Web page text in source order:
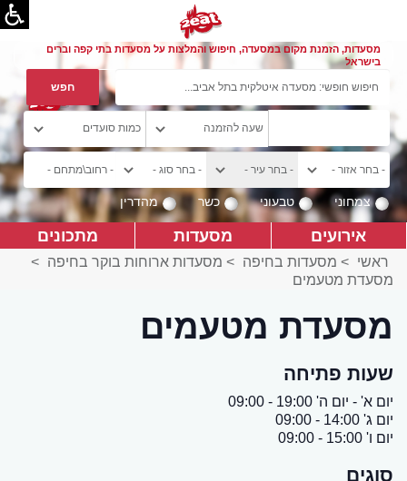
מסעדות, הזמנת מקום במסעדה, חיפוש והמלצות על מסעדות בתי קפה וברים
בישראל
צמחוני טבעוני כשר מהדרין
אירועים מסעדות מתכונים
ראשי > מסעדות בחיפה > מסעדות ארוחות בוקר בחיפה >
מסעדת מטעמים
מסעדת מטעמים
שעות פתיחה
יום א' - יום ה' 19:00 - 09:00
יום ג' 14:00 - 09:00
יום ו' 15:00 - 09:00
סוגים